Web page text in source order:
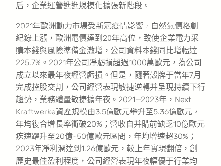
后，企業運營進進規模化擴張新階段。
2021年歐洲動力市場受新冠疫情影響，自然氣價格創
紀錄上漲，歐洲電價達到20年高位，致使企業電力采
購本錢與風險準備金激增，公司資料本錢同比增幅達
225.7%。2021年公司凈虧損超過1000萬歐元，為公司
成立以來最年夜經營虧損。但是，隨著殼牌于當年7月
完成控股交割，公司經營表現敏捷逆轉并呈現持續下行
趨勢，業務體量敏捷擴年夜。2021—2023年，Next
Kraftwerke資產規模由3.5億歐元攀升至5.36億歐元，
年均復合增長率衝破20%；營收自并購前缺乏10億歐元
疾速躍升至20億~50億歐元區間，年均增速超30%；
2023年凈利潤達到1.26億歐元，較上年實現翻倍，創
歷史最佳盈利程度，公司經營表現年夜幅優于行業均